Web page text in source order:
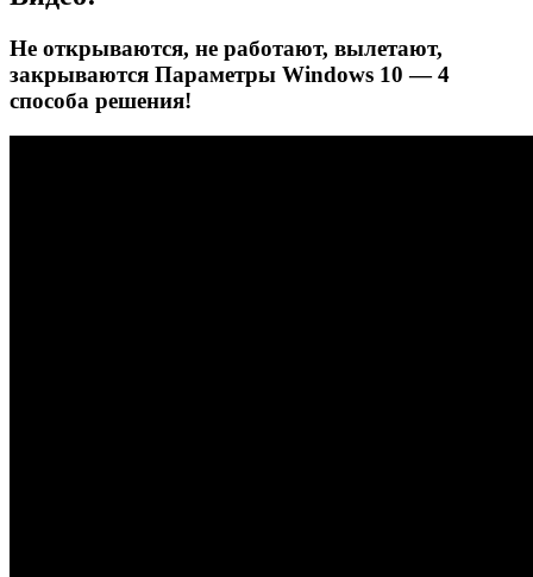
Не открываются, не работают, вылетают,
закрываются Параметры Windows 10 — 4
способа решения!